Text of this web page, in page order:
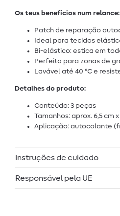
Os teus benefícios num relance:
Patch de reparação
Ideal para tecidos
Bi-elástico: estica em
Perfeita para zonas de
Lavável até 40 °C e
Detalhes do produto:
Conteúdo: 3 peças
Tamanhos: aprox. 6,5 cm x
Aplicação: autocolante
Instruções de cuidado
Responsável pela UE